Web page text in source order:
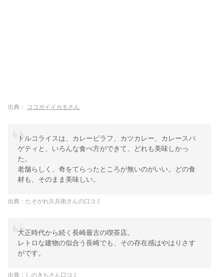
出典： ココガイイカモさん
トルコライスは、カレーピラフ、カツカレー、カレースパ
ゲティと、いろんな食べ方ができて、どれも美味しかっ
た。
老舗らしく、奇をてらったところが無いのがいい。どの食
材も、そのまま美味しい。
出典：たそがれ久兵衛さんの口コミ
大正時代から続く長崎最古の喫茶店。
レトロな建物の似合う長崎でも、その存在感はやはりさす
がです。
出典：しのきちさん口コミ